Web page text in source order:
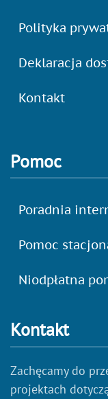
Polityka
Deklaracja
Kontakt
Pomoc
Poradnia
Pomoc
Niodpłatna
Kontakt
Zachęcamy do
projektach